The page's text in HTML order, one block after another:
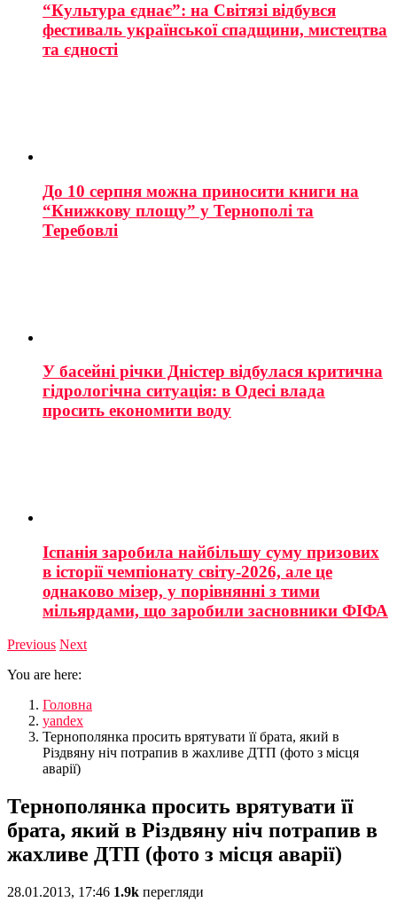
“Культура єднає”: на Світязі відбувся
фестиваль української спадщини, мистецтва
та єдності
До 10 серпня можна приносити книги на
“Книжкову площу” у Тернополі та
Теребовлі
У басейні річки Дністер відбулася критична
гідрологічна ситуація: в Одесі влада
просить економити воду
Іспанія заробила найбільшу суму призових
в історії чемпіонату світу-2026, але це
однаково мізер, у порівнянні з тими
мільярдами, що заробили засновники ФІФА
Previous Next
You are here:
Головна
yandex
Тернополянка просить врятувати її брата, який в
Різдвяну ніч потрапив в жахливе ДТП (фото з місця
аварії)
Тернополянка просить врятувати її
брата, який в Різдвяну ніч потрапив в
жахливе ДТП (фото з місця аварії)
28.01.2013, 17:46 1.9k перегляди